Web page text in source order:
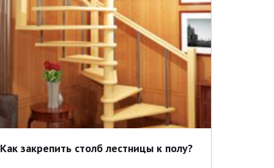
Как закрепить столб лестницы к полу?